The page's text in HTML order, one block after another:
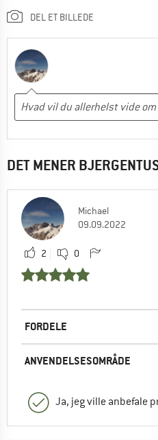
DEL ET BILLEDE
DET MENER
Michael
09.09.2022
2 0
FORDELE
ANVENDELSESOMRÅDE
Ja, jeg ville anbefale